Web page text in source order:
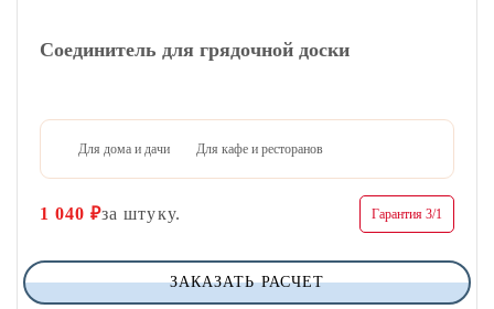
Соединитель для грядочной доски
Для дома и дачи Для кафе и ресторанов
1 040 ₽за штуку. Гарантия 3/1
ЗАКАЗАТЬ РАСЧЕТ